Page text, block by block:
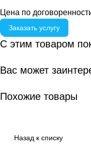
Цена по
Заказать услугу
С этим товаром
Вас может
Похожие товары
Назад к списку